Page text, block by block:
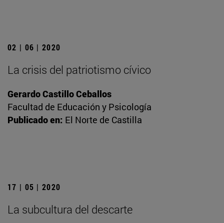
02 | 06 | 2020
La crisis del patriotismo cívico
Gerardo Castillo Ceballos
Facultad de Educación y Psicología
Publicado en: El Norte de Castilla
17 | 05 | 2020
La subcultura del descarte